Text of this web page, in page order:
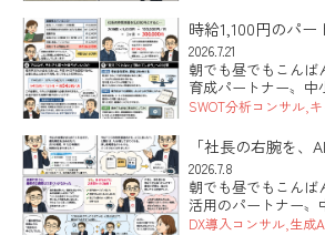
と自体は、まったく
数字を握らないま
時給1,100円のパー
いくらかかるのか
話。
2026.7.21
朝でも昼でもこんば
育成パートナー〟中
太郎です。 本日は
さんから、こんな
給に見合う働きを
SWOT分析コンサル
「社長の右腕を、
回・最終回）」
2026.7.8
朝でも昼でもこんば
活用のパートナー〟
健太郎です。 全5回
DX導入コンサル 生成